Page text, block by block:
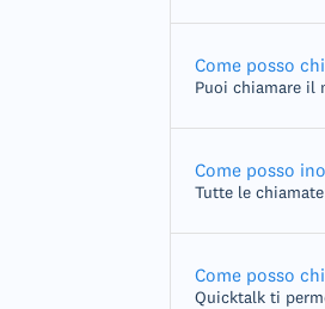
Come posso
Puoi chiamare il
Come posso
Tutte le
Come posso
Quicktalk ti